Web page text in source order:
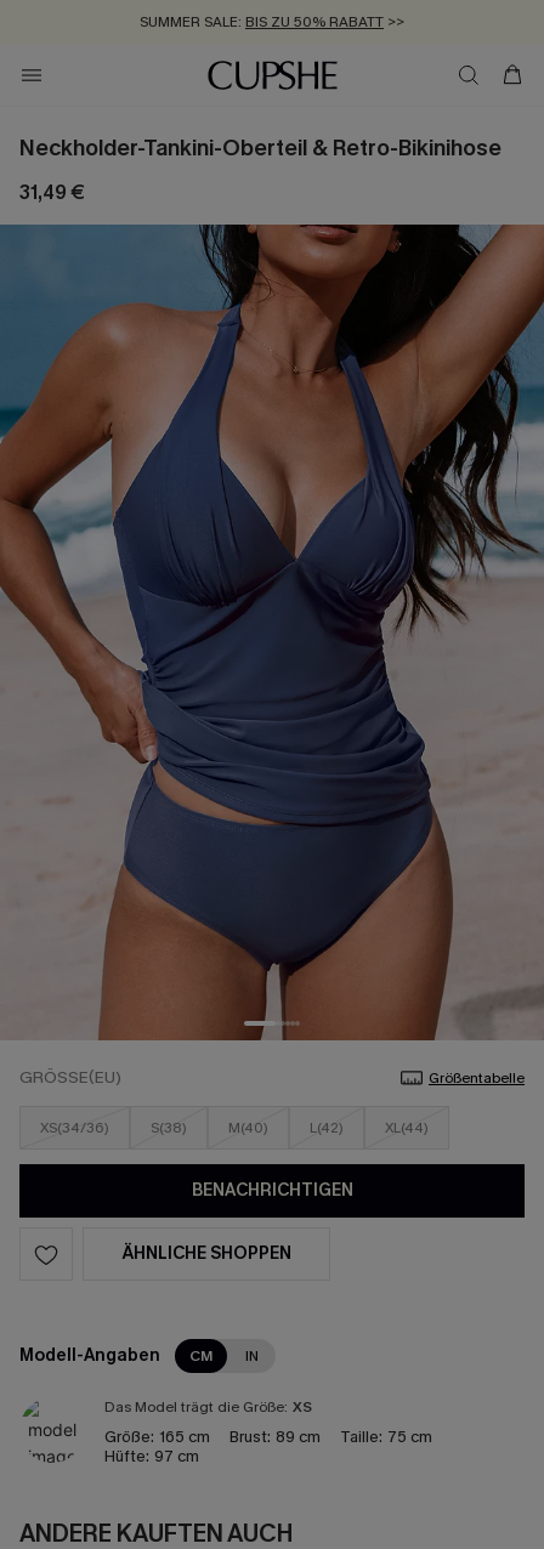
SUMMER SALE: BIS ZU 50% RABATT >>
ZUM NEWSLETTER:BIS ZU -20% EXTRA ERHALTEN
KOSTENLOSER VERSAND AB 89 €
Neckholder-Tankini-Oberteil & Retro-Bikinihose
31,49 €
GRÖSSE(EU) Größentabelle
XS(34/36) S(38) M(40) L(42) XL(44)
BENACHRICHTIGEN
ÄHNLICHE SHOPPEN
Modell-Angaben CM IN
Das Model trägt die Größe: XS
Größe: 165 cm Brust: 89 cm Taille: 75 cm
Hüfte: 97 cm
ANDERE KAUFTEN AUCH